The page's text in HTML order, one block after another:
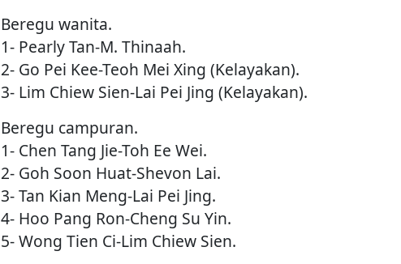
Beregu wanita.
1- Pearly Tan-M. Thinaah.
2- Go Pei Kee-Teoh Mei Xing (Kelayakan).
3- Lim Chiew Sien-Lai Pei Jing (Kelayakan).
Beregu campuran.
1- Chen Tang Jie-Toh Ee Wei.
2- Goh Soon Huat-Shevon Lai.
3- Tan Kian Meng-Lai Pei Jing.
4- Hoo Pang Ron-Cheng Su Yin.
5- Wong Tien Ci-Lim Chiew Sien.